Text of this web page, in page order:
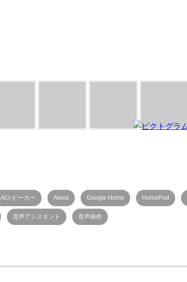
AIスピーカー Alexa Google Home HomePod
音声アシスタント 音声操作